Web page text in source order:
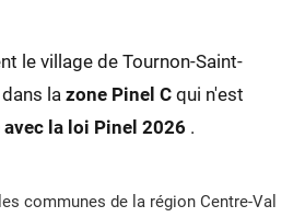
le village de Tournon-Saint-
la zone Pinel Cqui n'est
la loi Pinel 2026 .
communes de la région Centre-Val